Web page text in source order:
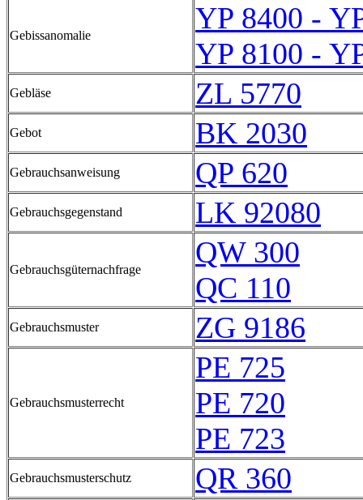
Gebissanomalie
YP 8400 -
YP 8100 -
Gebläse ZL 5770
Gebot BK 2030
Gebrauchsanweisung QP 620
Gebrauchsgegenstand LK 92080
Gebrauchsgüternachfrage
QW 300
QC 110
Gebrauchsmuster ZG 9186
Gebrauchsmusterrecht
PE 725
PE 720
PE 723
Gebrauchsmusterschutz QR 360